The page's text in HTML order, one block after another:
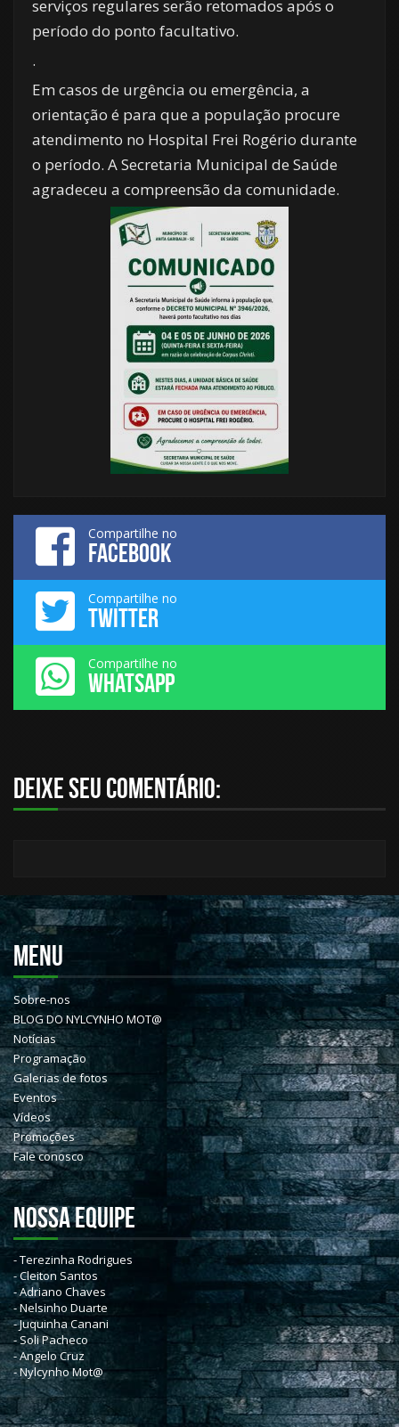
serviços regulares serão retomados após o
período do ponto facultativo.
.
Em casos de urgência ou emergência, a
orientação é para que a população procure
atendimento no Hospital Frei Rogério durante
o período. A Secretaria Municipal de Saúde
agradeceu a compreensão da comunidade.
Compartilhe no
FACEBOOK
Compartilhe no
TWITTER
Compartilhe no
WHATSAPP
Deixe seu comentário:
MENU
Sobre-nos
BLOG DO NYLCYNHO MOT@
Notícias
Programação
Galerias de fotos
Eventos
Vídeos
Promoções
Fale conosco
NOSSA EQUIPE
- Terezinha Rodrigues
- Cleiton Santos
- Adriano Chaves
- Nelsinho Duarte
- Juquinha Canani
- Soli Pacheco
- Angelo Cruz
- Nylcynho Mot@